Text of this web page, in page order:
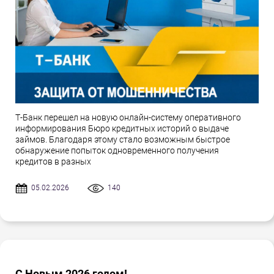
Т-Банк перешел на новую онлайн-систему оперативного
информирования Бюро кредитных историй о выдаче
займов. Благодаря этому стало возможным быстрое
обнаружение попыток одновременного получения
кредитов в разных
05.02.2026 140